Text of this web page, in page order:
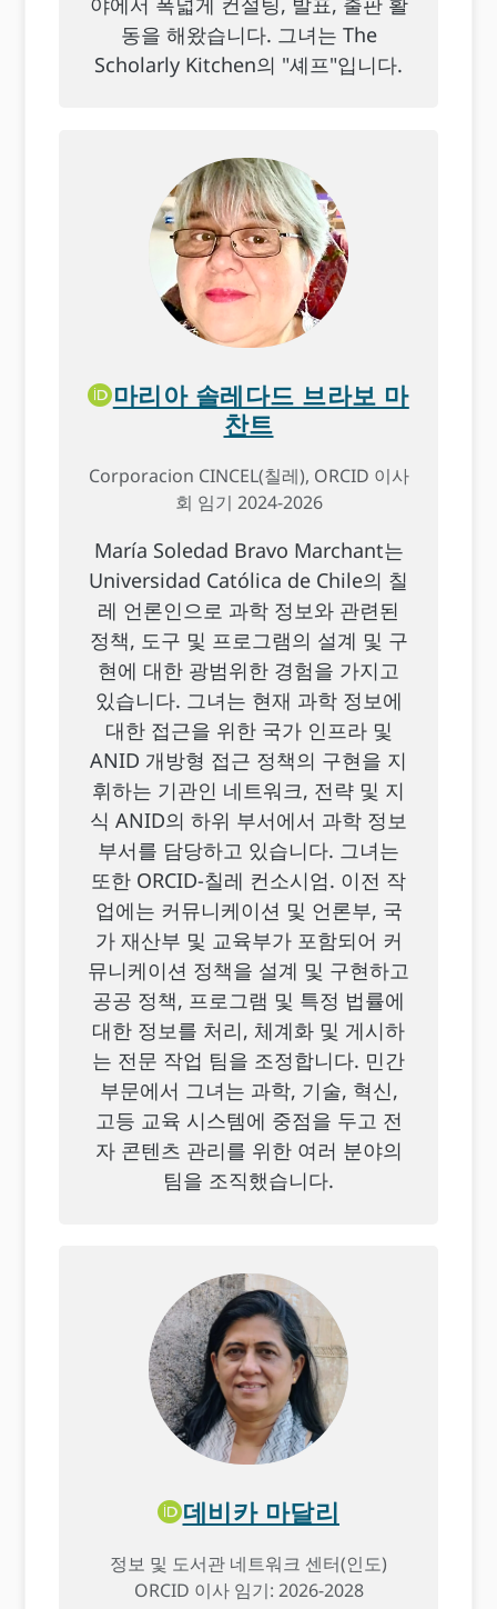
동을 해왔습니다. 그녀는 The
Scholarly Kitchen의 "셰프"입니다.
마리아 솔레다드 브라보 마
찬트
Corporacion CINCEL(칠레), ORCID 이사
회 임기 2024-2026
María Soledad Bravo Marchant는
Universidad Católica de Chile의 칠
레 언론인으로 과학 정보와 관련된
정책, 도구 및 프로그램의 설계 및 구
현에 대한 광범위한 경험을 가지고
있습니다. 그녀는 현재 과학 정보에
대한 접근을 위한 국가 인프라 및
ANID 개방형 접근 정책의 구현을 지
휘하는 기관인 네트워크, 전략 및 지
식 ANID의 하위 부서에서 과학 정보
부서를 담당하고 있습니다. 그녀는
또한 ORCID-칠레 컨소시엄. 이전 작
업에는 커뮤니케이션 및 언론부, 국
가 재산부 및 교육부가 포함되어 커
뮤니케이션 정책을 설계 및 구현하고
공공 정책, 프로그램 및 특정 법률에
대한 정보를 처리, 체계화 및 게시하
는 전문 작업 팀을 조정합니다. 민간
부문에서 그녀는 과학, 기술, 혁신,
고등 교육 시스템에 중점을 두고 전
자 콘텐츠 관리를 위한 여러 분야의
팀을 조직했습니다.
데비카 마달리
정보 및 도서관 네트워크 센터(인도)
ORCID 이사 임기: 2026-2028